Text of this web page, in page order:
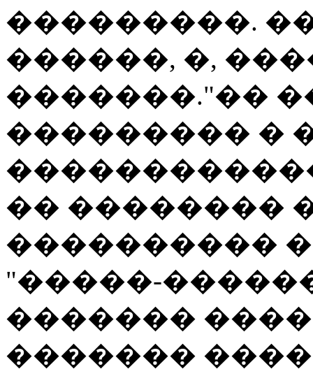
���������.
������, �,
�������."��
��������� �
�� ��������
����������
"�����-
�������
�������